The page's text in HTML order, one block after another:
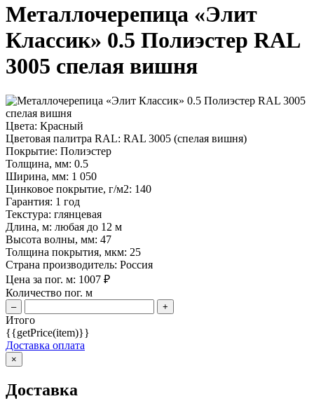
Металлочерепица «Элит
Классик» 0.5 Полиэстер RAL
3005 спелая вишня
Цвета: Красный
Цветовая палитра RAL: RAL 3005 (cпелая вишня)
Покрытие: Полиэстер
Толщина, мм: 0.5
Ширина, мм: 1 050
Цинковое покрытие, г/м2: 140
Гарантия: 1 год
Текстура: глянцевая
Длина, м: любая до 12 м
Высота волны, мм: 47
Толщина покрытия, мкм: 25
Страна производитель: Россия
Цена за пог. м: 1007 ₽
Количество пог. м
– +
Итого
{{getPrice(item)}}
Доставка оплата
×
Доставка